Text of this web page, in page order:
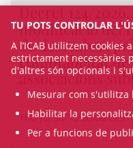
Decret 124/
modificació del
de desembre,
comptabilitat de
associacions
Thu Jul 30 10:38:00
TU POTS CONTROLAR
A l’ICAB utilitzem cookies
estrictament necessàries
d'altres són opcionals i
Mesurar com s'utilitza
Habilitar la
Per a funcions de